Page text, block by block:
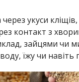
укуси
контакт з
зайцями чи
їжу чи навіть